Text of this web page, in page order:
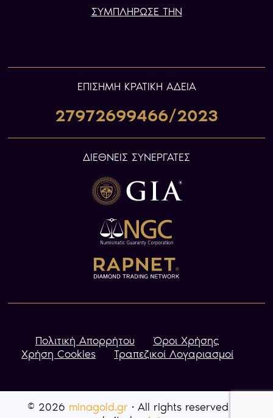
ΣΥΜΠΛΗΡΩΣΕ ΤΗΝ
ΕΠIΣΗΜΗ ΚΡΑΤΙΚΗ ΑΔΕΙΑ
27972699466/2023
ΔΙΕΘΝΕΙΣ ΣΥΝΕΡΓΑΤΕΣ
Πολιτική Απορρήτου
Όροι Χρήσης
Χρήση Cookies
Τραπεζικοί Λογαριασμοί
© 2026 minagold.gr · All rights reserved · A